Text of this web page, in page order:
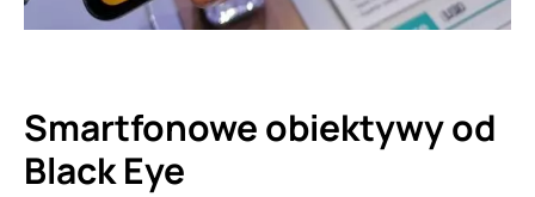
Smartfonowe obiektywy od
Black Eye